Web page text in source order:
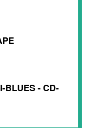
BLUES - CD-